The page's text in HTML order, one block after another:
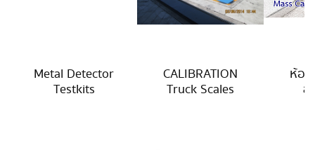
Metal Detector
Testkits
CALIBRATION
Truck Scales
ห้อ
ส